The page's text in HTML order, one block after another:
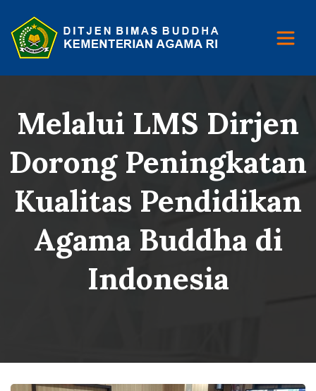
Melalui LMS Dirjen
Dorong Peningkatan
Kualitas Pendidikan
Agama Buddha di
Indonesia